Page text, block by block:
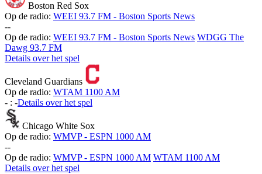
Boston Red Sox
Op de radio: WEEI 93.7 FM - Boston Sports News
--
Op de radio: WEEI 93.7 FM - Boston Sports News WDGG The
Dawg 93.7 FM
Details over het spel
Cleveland Guardians
Op de radio: WTAM 1100 AM
- : -Details over het spel
Chicago White Sox
Op de radio: WMVP - ESPN 1000 AM
--
Op de radio: WMVP - ESPN 1000 AM WTAM 1100 AM
Details over het spel